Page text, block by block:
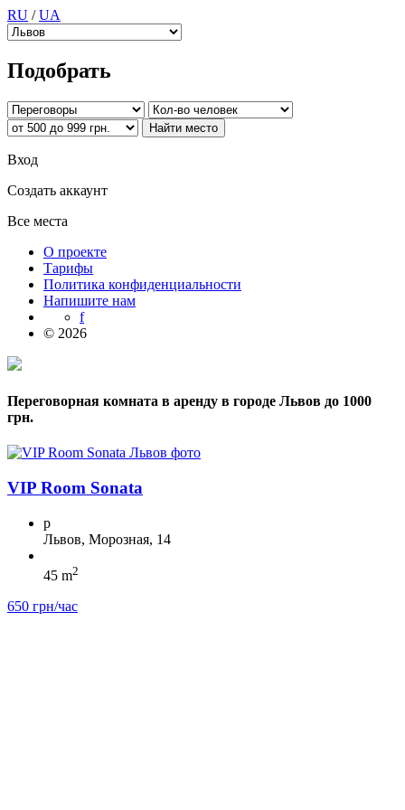
RU /UA
Подобрать
Вход
Создать аккаунт
Все места
О проекте
Тарифы
Политика конфиденциальности
Напишите нам
f
© 2026
Переговорная комната в аренду в городе Львов до 1000
грн.
VIP Room Sonata
p
Львов, Морозная, 14
45 m2
650 грн/час